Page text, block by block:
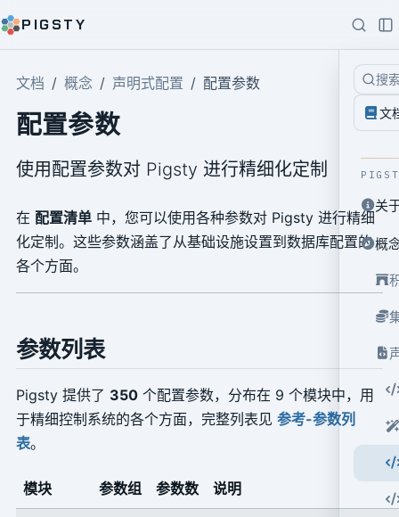
PIGSTY
搜
文
关
概
文档 概念 声明式配置 配置参数
配置参数
使用配置参数对 Pigsty 进行精细化定制
在 配置清单中，您可以使用各种参数对 Pigsty 进行精细
化定制。这些参数涵盖了从基础设施设置到数据库配置的
各个方面。
参数列表
Pigsty 提供了 350个配置参数，分布在 9 个模块中，用
于精细控制系统的各个方面，完整列表见 参考-参数列
表。
模块 参数组 参数数 说明